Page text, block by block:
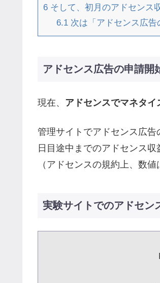
6 そして、初月のアドセンス
6.1次は「アドセンス広告
アドセンス広告の申請開
現在、 アドセンスでマネタ
管理サイトでアドセンス広
日目途中までのアドセンス収
（アドセンスの規約上、数
実験サイトでのアドセン